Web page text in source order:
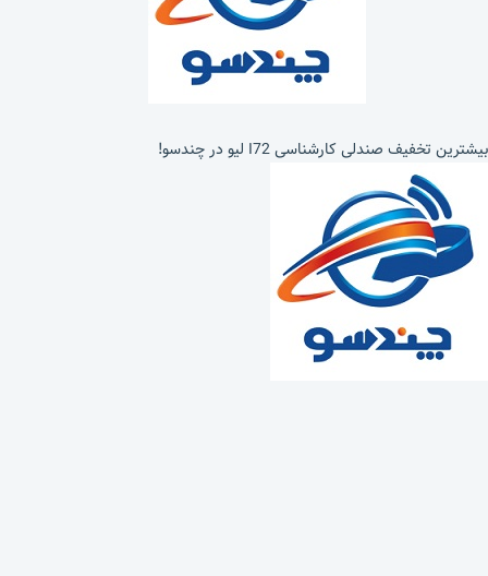
بیشترین تخفیف صندلی کارشناسی I72 لیو در چندسو!